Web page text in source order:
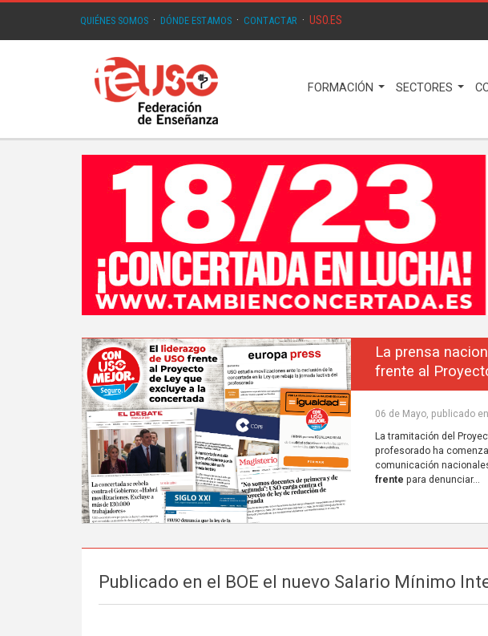
QUIÉNES SOMOS · DÓNDE ESTAMOS · CONTACTAR · USO.ES
FORMACIÓN SECTORES
La prensa
frente al
06 de Mayo, publicado en
La tramitación del
profesorado ha
comunicación
frente para denunciar...
Publicado en el BOE el nuevo Salario Mínimo